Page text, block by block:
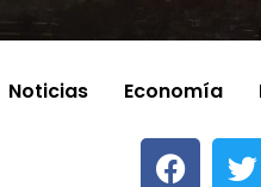
Noticias Economía